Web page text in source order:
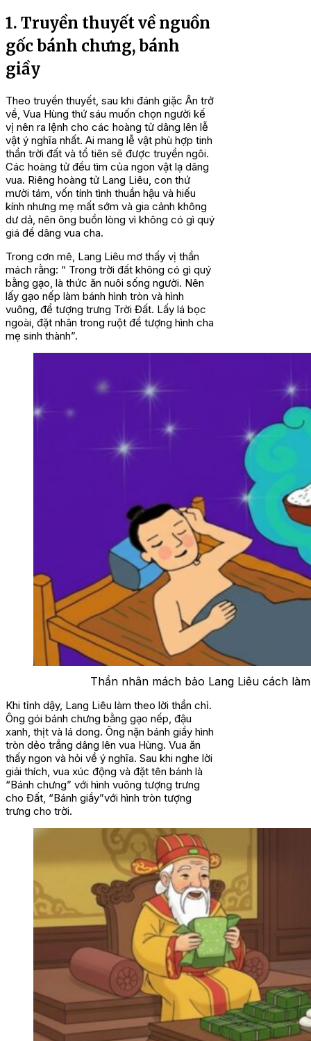
1. Truyền thuyết về nguồn
gốc bánh chưng, bánh
giầy
Theo truyền thuyết, sau khi đánh giặc Ân trở
về, Vua Hùng thứ sáu muốn chọn người kế
vị nên ra lệnh cho các hoàng tử dâng lên lễ
vật ý nghĩa nhất. Ai mang lễ vật phù hợp tinh
thần trời đất và tổ tiên sẽ được truyền ngôi.
Các hoàng tử đều tìm của ngon vật lạ dâng
vua. Riêng hoàng tử Lang Liêu, con thứ
mười tám, vốn tính tình thuần hậu và hiếu
kính nhưng mẹ mất sớm và gia cảnh không
dư dả, nên ông buồn lòng vì không có gì quý
giá để dâng vua cha.
Trong cơn mê, Lang Liêu mơ thấy vị thần
mách rằng: “ Trong trời đất không có gì quý
bằng gạo, là thức ăn nuôi sống người. Nên
lấy gạo nếp làm bánh hình tròn và hình
vuông, để tượng trưng Trời Đất. Lấy lá bọc
ngoài, đặt nhân trong ruột để tượng hình cha
mẹ sinh thành”.
Thần nhân mách bảo Lang Liêu cách
Khi tỉnh dậy, Lang Liêu làm theo lời thần chỉ.
Ông gói bánh chưng bằng gạo nếp, đậu
xanh, thịt và lá dong. Ông nặn bánh giầy hình
tròn dẻo trắng dâng lên vua Hùng. Vua ăn
thấy ngon và hỏi về ý nghĩa. Sau khi nghe lời
giải thích, vua xúc động và đặt tên bánh là
“Bánh chưng” với hình vuông tượng trưng
cho Đất, “Bánh giầy”với hình tròn tượng
trưng cho trời.